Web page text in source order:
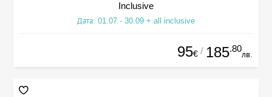
Inclusive
Дата: 01.07 - 30.09 + all inclusive
95€ / 185.80
лв.